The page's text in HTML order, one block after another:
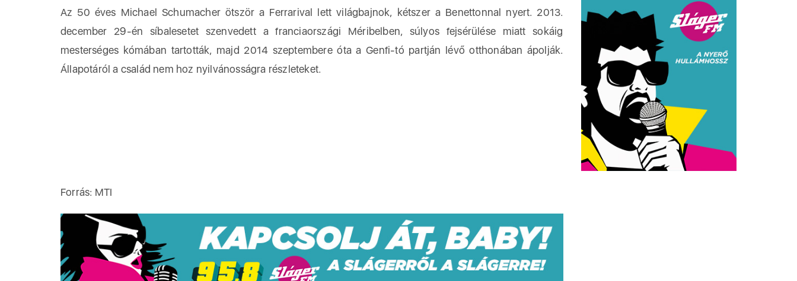
Az 50 éves Michael Schumacher ötször a Ferrarival lett világbajnok, kétszer a Benettonnal nyert. 2013.
december 29-én síbalesetet szenvedett a franciaországi Méribelben, súlyos fejsérülése miatt sokáig
mesterséges kómában tartották, majd 2014 szeptembere óta a Genfi-tó partján lévő otthonában ápolják.
Állapotáról a család nem hoz nyilvánosságra részleteket.
Forrás: MTI